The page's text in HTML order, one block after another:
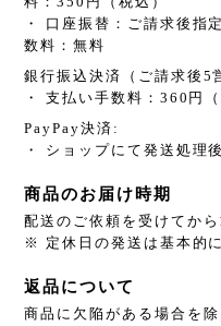
・ 口座振替：ご請求後指
数料：無料
銀行振込決済（ご請求後5
・ 支払い手数料：360円（
PayPay決済:
・ ショップにて発送処理
商品のお届け時期
配送のご依頼を受けてか
※ 定休日の発送は基本的
返品について
商品に欠陥がある場合を